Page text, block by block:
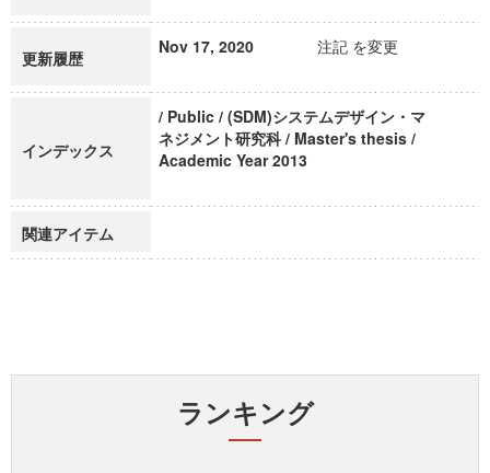
更新履歴
Nov 17, 2020 注記 を変更
インデックス
/ Public / (SDM)システムデザイン・マ
ネジメント研究科 / Master's thesis /
Academic Year 2013
関連アイテム
ランキング